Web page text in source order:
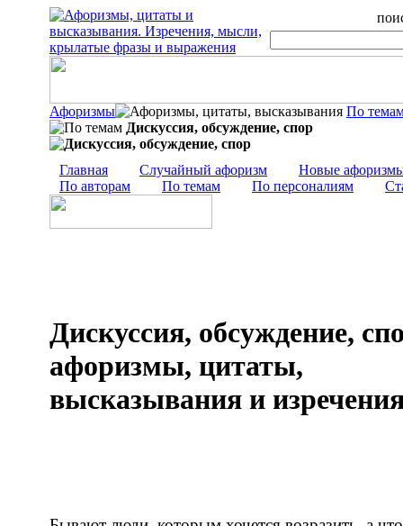
Афоризмы
По
Дискуссия, обсуждение, спор
Главная Случайный афоризм
Новые
По авторам
По темам По персоналиям
Дискуссия, обсуждение,
афоризмы, цитаты,
высказывания и